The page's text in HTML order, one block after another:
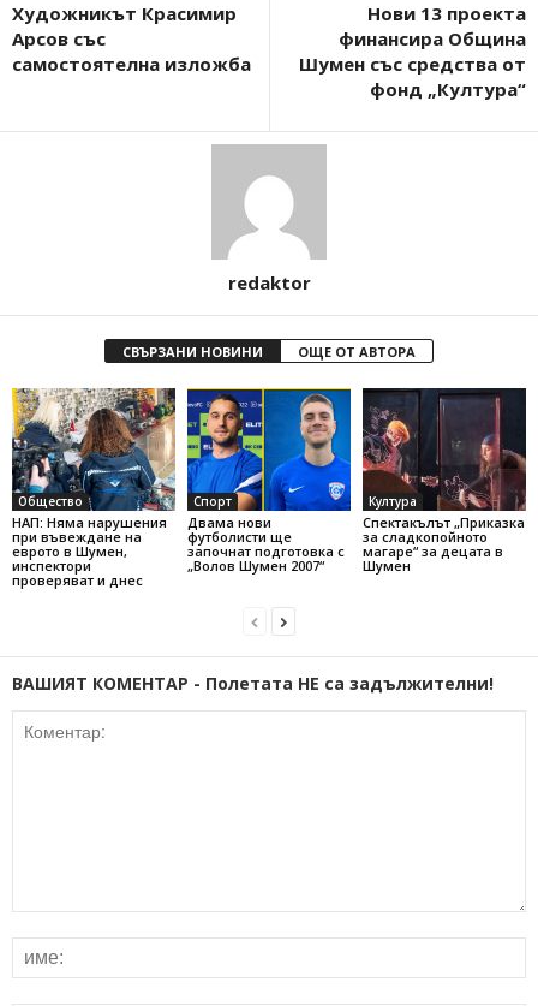
Художникът Красимир
Арсов със
самостоятелна изложба
Нови 13 проекта
финансира Община
Шумен със средства от
фонд „Култура“
redaktor
СВЪРЗАНИ НОВИНИ ОЩЕ ОТ АВТОРА
Общество
НАП: Няма нарушения
при въвеждане на
еврото в Шумен,
инспектори
проверяват и днес
Спорт
Двама нови
футболисти ще
започнат подготовка с
„Волов Шумен 2007“
Култура
Спектакълът „Приказка
за сладкопойното
магаре“ за децата в
Шумен
ВАШИЯТ КОМЕНТАР - Полетата НЕ са задължителни!